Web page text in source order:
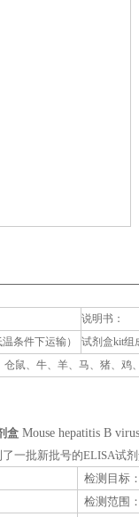
说明书：
条件下运输） 试剂盒kit组
鼠、牛、羊、马、猪、鸡
盒 Mouse hepatitis B
一批新批号的ELISA试剂
检测目标
检测范围